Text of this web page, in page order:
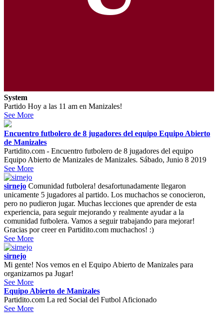
System
Partido Hoy a las 11 am en Manizales!
See More
Encuentro futbolero de 8 jugadores del equipo Equipo Abierto
de Manizales
Partidito.com - Encuentro futbolero de 8 jugadores del equipo
Equipo Abierto de Manizales de Manizales. Sábado, Junio 8 2019
See More
sirnejo Comunidad futbolera! desafortunadamente llegaron
unicamente 5 jugadores al partido. Los muchachos se conocieron,
pero no pudieron jugar. Muchas lecciones que aprender de esta
experiencia, para seguir mejorando y realmente ayudar a la
comunidad futbolera. Vamos a seguir trabajando para mejorar!
Gracias por creer en Partidito.com muchachos! :)
See More
sirnejo
Mi gente! Nos vemos en el Equipo Abierto de Manizales para
organizarnos pa Jugar!
See More
Equipo Abierto de Manizales
Partidito.com La red Social del Futbol Aficionado
See More